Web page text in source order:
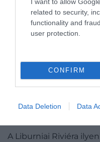
related to security,
functionality and
user protection.
CONFIRM
Data Deletion Data
MIÉRT MOST
A Liburniai Riviéra